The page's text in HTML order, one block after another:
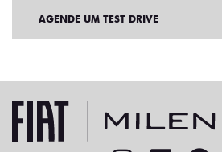
AGENDE UM TEST DRIVE